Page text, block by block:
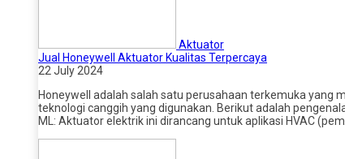
Aktuator
Jual Honeywell Aktuator Kualitas Terpercaya
22 July 2024
Honeywell adalah salah satu perusahaan terkemuka yang
teknologi canggih yang digunakan. Berikut adalah
ML: Aktuator elektrik ini dirancang untuk aplikasi HVAC